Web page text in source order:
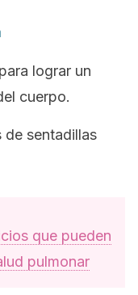
lograr un
cuerpo.
de sentadillas
que pueden
pulmonar